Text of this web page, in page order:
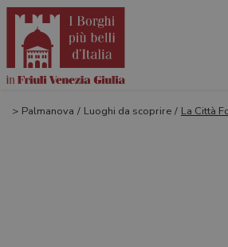
> Palmanova / Luoghi da scoprire / La Città